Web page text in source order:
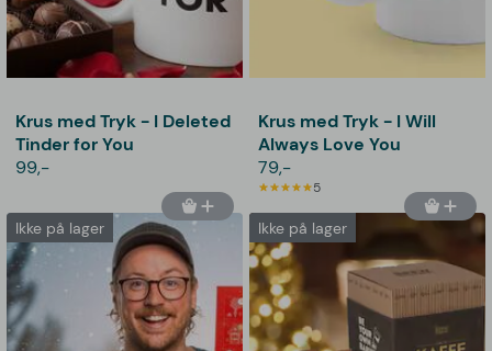
Krus med Tryk - I Deleted
Tinder for You
99,-
Krus med Tryk - I Will
Always Love You
79,-
5
Ikke på lager Ikke på lager